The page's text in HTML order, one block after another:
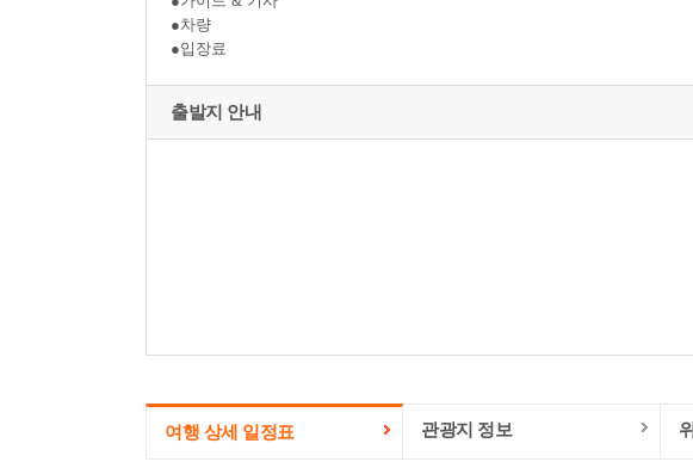
●차량
●입장료
출발지 안내
여행 상세 일정표 관광지 정보